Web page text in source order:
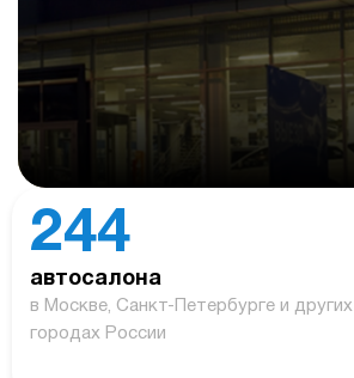
244
автосалона
в Москве, Санкт-Петербурге и других
городах России